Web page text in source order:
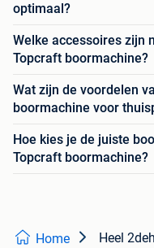
optimaal?
Welke accessoires zijn
Topcraft boormachine?
Wat zijn de voordelen
boormachine voor
Hoe kies je de juiste
Topcraft boormachine?
Home Heel